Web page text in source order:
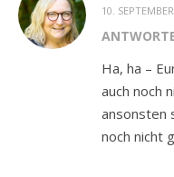
10.
Ha, ha –
auch noch
ansonsten
noch nicht